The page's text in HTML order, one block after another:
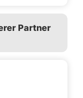
Partner